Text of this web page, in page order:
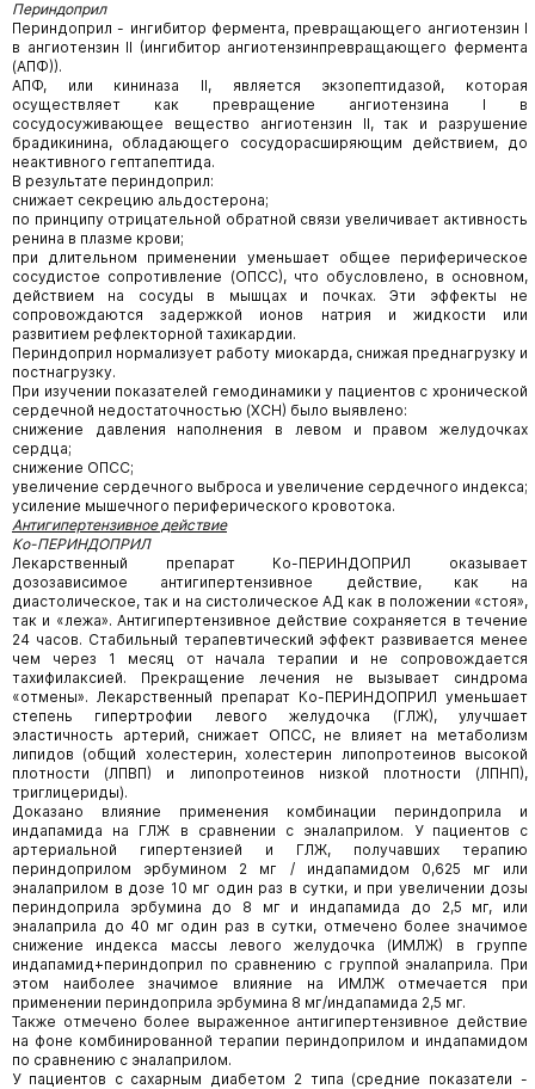
Периндоприл
Периндоприл - ингибитор фермента, превращающего ангиотензин I
в ангиотензин II (ингибитор ангиотензинпревращающего фермента
(АПФ)).
АПФ, или кининаза II, является экзопептидазой, которая
осуществляет как превращение ангиотензина I в
сосудосуживающее вещество ангиотензин II, так и разрушение
брадикинина, обладающего сосудорасширяющим действием, до
неактивного гептапептида.
В результате периндоприл:
снижает секрецию альдостерона;
по принципу отрицательной обратной связи увеличивает активность
ренина в плазме крови;
при длительном применении уменьшает общее периферическое
сосудистое сопротивление (ОПСС), что обусловлено, в основном,
действием на сосуды в мышцах и почках. Эти эффекты не
сопровождаются задержкой ионов натрия и жидкости или
развитием рефлекторной тахикардии.
Периндоприл нормализует работу миокарда, снижая преднагрузку и
постнагрузку.
При изучении показателей гемодинамики у пациентов с хронической
сердечной недостаточностью (ХСН) было выявлено:
снижение давления наполнения в левом и правом желудочках
сердца;
снижение ОПСС;
увеличение сердечного выброса и увеличение сердечного индекса;
усиление мышечного периферического кровотока.
Антигипертензивное действие
Ко-ПЕРИНДОПРИЛ
Лекарственный препарат Ко-ПЕРИНДОПРИЛ оказывает
дозозависимое антигипертензивное действие, как на
диастолическое, так и на систолическое АД как в положении «стоя»,
так и «лежа». Антигипертензивное действие сохраняется в течение
24 часов. Стабильный терапевтический эффект развивается менее
чем через 1 месяц от начала терапии и не сопровождается
тахифилаксией. Прекращение лечения не вызывает синдрома
«отмены». Лекарственный препарат Ко-ПЕРИНДОПРИЛ уменьшает
степень гипертрофии левого желудочка (ГЛЖ), улучшает
эластичность артерий, снижает ОПСС, не влияет на метаболизм
липидов (общий холестерин, холестерин липопротеинов высокой
плотности (ЛПВП) и липопротеинов низкой плотности (ЛПНП),
триглицериды).
Доказано влияние применения комбинации периндоприла и
индапамида на ГЛЖ в сравнении с эналаприлом. У пациентов с
артериальной гипертензией и ГЛЖ, получавших терапию
периндоприлом эрбумином 2 мг / индапамидом 0,625 мг или
эналаприлом в дозе 10 мг один раз в сутки, и при увеличении дозы
периндоприла эрбумина до 8 мг и индапамида до 2,5 мг, или
эналаприла до 40 мг один раз в сутки, отмечено более значимое
снижение индекса массы левого желудочка (ИМЛЖ) в группе
индапамид+периндоприл по сравнению с группой эналаприла. При
этом наиболее значимое влияние на ИМЛЖ отмечается при
применении периндоприла эрбумина 8 мг/индапамида 2,5 мг.
Также отмечено более выраженное антигипертензивное действие
на фоне комбинированной терапии периндоприлом и индапамидом
по сравнению с эналаприлом.
У пациентов с сахарным диабетом 2 типа (средние показатели -